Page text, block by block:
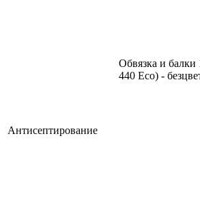
Антисептирование
Обвязка и
440 Eco) -